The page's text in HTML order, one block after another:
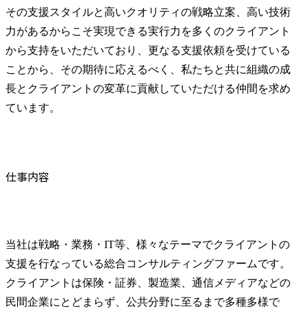
その支援スタイルと高いクオリティの戦略立案、高い技術
力があるからこそ実現できる実行力を多くのクライアント
から支持をいただいており、更なる支援依頼を受けている
ことから、その期待に応えるべく、私たちと共に組織の成
長とクライアントの変革に貢献していただける仲間を求め
ています。
仕事内容
当社は戦略・業務・IT等、様々なテーマでクライアントの
支援を行なっている総合コンサルティングファームです。
クライアントは保険・証券、製造業、通信メディアなどの
民間企業にとどまらず、公共分野に至るまで多種多様で